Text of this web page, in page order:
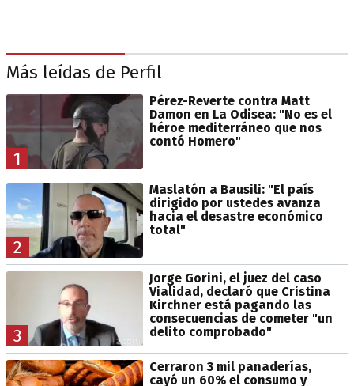
Más leídas de Perfil
1
Pérez-Reverte contra Matt
Damon en La Odisea: "No es el
héroe mediterráneo que nos
contó Homero"
2
Maslatón a Bausili: "El país
dirigido por ustedes avanza
hacia el desastre económico
total"
3
Jorge Gorini, el juez del caso
Vialidad, declaró que Cristina
Kirchner está pagando las
consecuencias de cometer "un
delito comprobado"
Cerraron 3 mil panaderías,
cayó un 60% el consumo y